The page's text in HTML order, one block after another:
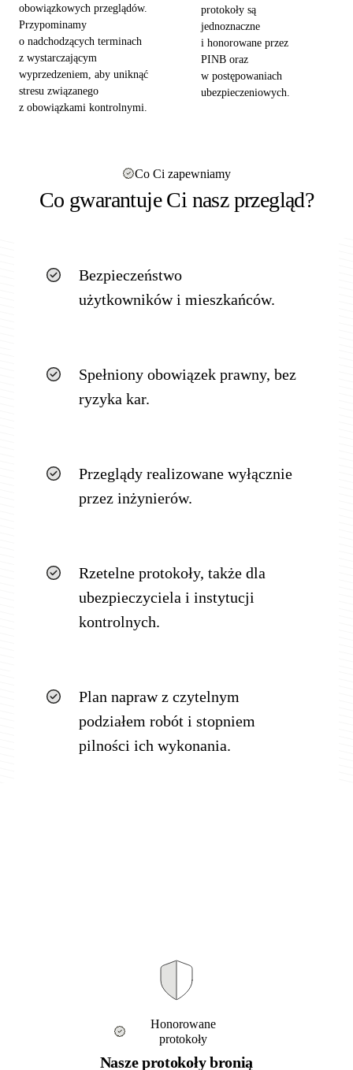
obowiązkowych przeglądów.
Przypominamy
o nadchodzących terminach
z wystarczającym
wyprzedzeniem, aby uniknąć
stresu związanego
z obowiązkami kontrolnymi.
protokoły są
jednoznaczne
i honorowane przez
PINB oraz
w postępowaniach
ubezpieczeniowych.
Co Ci zapewniamy
Co gwarantuje Ci nasz przegląd?
Bezpieczeństwo
użytkowników i mieszkańców.
Spełniony obowiązek prawny, bez
ryzyka kar.
Przeglądy realizowane wyłącznie
przez inżynierów.
Rzetelne protokoły, także dla
ubezpieczyciela i instytucji
kontrolnych.
Plan napraw z czytelnym
podziałem robót i stopniem
pilności ich wykonania.
Honorowane
protokoły
Nasze protokoły bronią